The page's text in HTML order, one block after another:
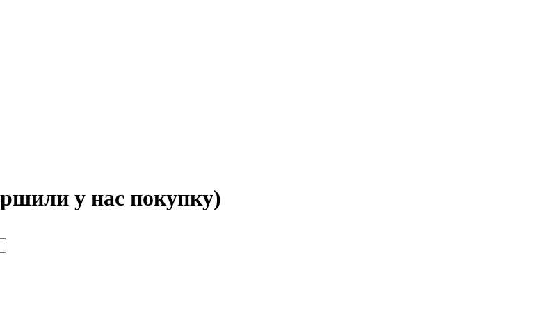
у нас покупку)